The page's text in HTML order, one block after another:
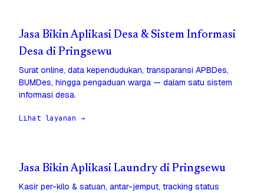
Jasa Bikin Aplikasi Desa & Sistem Informasi
Desa di Pringsewu
Surat online, data kependudukan, transparansi APBDes,
BUMDes, hingga pengaduan warga — dalam satu sistem
informasi desa.
Lihat layanan →
Jasa Bikin Aplikasi Laundry di Pringsewu
Kasir per-kilo & satuan, antar-jemput, tracking status